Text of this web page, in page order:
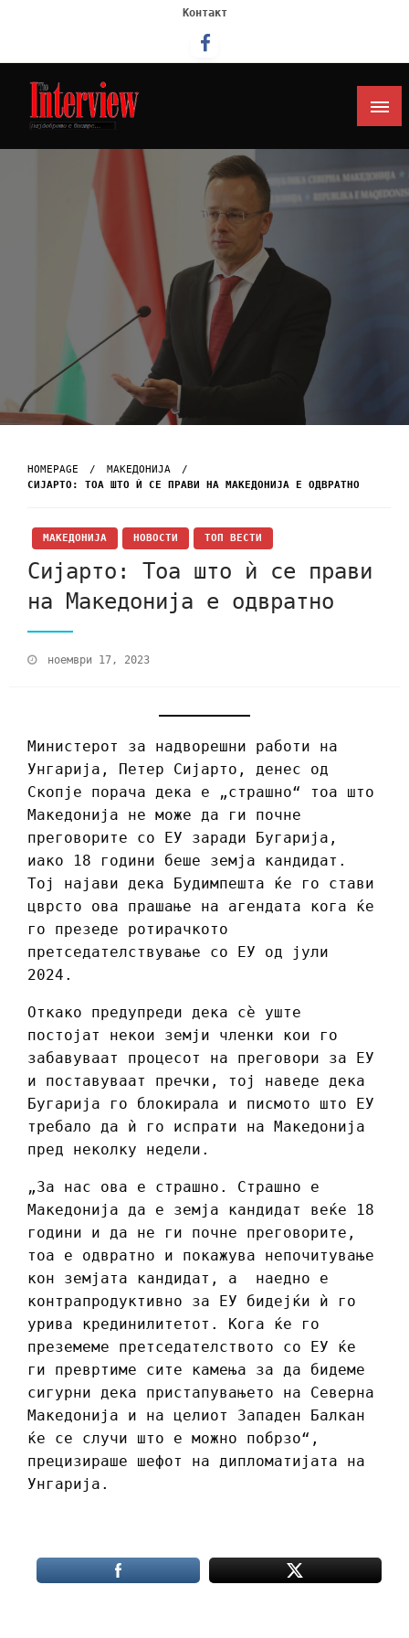
Контакт
Интервју
HOMEPAGE
МАКЕДОНИЈА
СИЈАРТО: ТОА ШТО Ѝ СЕ ПРАВИ НА МАКЕДОНИЈА Е ОДВРАТНО
МАКЕДОНИЈА НОВОСТИ ТОП ВЕСТИ
Сијарто: Тоа што ѝ се прави
на Македонија е одвратно
ноември 17, 2023
Министерот за надворешни работи на
Унгарија, Петер Сијарто, денес од
Скопје порача дека е „страшно“ тоа што
Македонија не може да ги почне
преговорите со ЕУ заради Бугарија,
иако 18 години беше земја кандидат.
Тој најави дека Будимпешта ќе го стави
цврсто ова прашање на агендата кога ќе
го презеде ротирачкото
претседателствување со ЕУ од јули
2024.
Откако предупреди дека сѐ уште
постојат некои земји членки кои го
забавуваат процесот на преговори за ЕУ
и поставуваат пречки, тој наведе дека
Бугарија го блокирала и писмото што ЕУ
требало да ѝ го испрати на Македонија
пред неколку недели.
„За нас ова е страшно. Страшно е
Македонија да е земја кандидат веќе 18
години и да не ги почне преговорите,
тоа е одвратно и покажува непочитување
кон земјата кандидат, а наедно е
контрапродуктивно за ЕУ бидејќи ѝ го
урива крединилитетот. Кога ќе го
преземеме претседателството со ЕУ ќе
ги превртиме сите камења за да бидеме
сигурни дека пристапувањето на Северна
Македонија и на целиот Западен Балкан
ќе се случи што е можно побрзо“,
прецизираше шефот на дипломатијата на
Унгарија.